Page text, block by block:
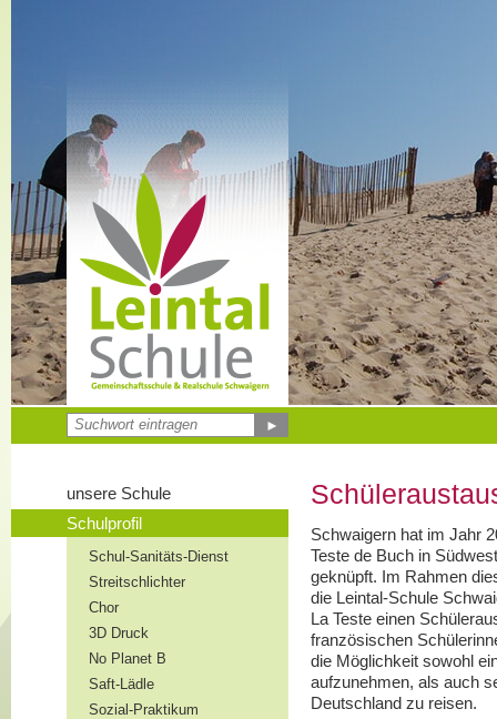
►
unsere Schule
Schulprofil
Schul-Sanitäts-Dienst
Streitschlichter
Chor
3D Druck
No Planet B
Saft-Lädle
Sozial-Praktikum
Schwaigern hat im Jahr
Teste de Buch in
geknüpft. Im Rahmen
die Leintal-Schule
La Teste einen
französischen
die Möglichkeit sowohl
aufzunehmen, als auch
Deutschland zu reisen.